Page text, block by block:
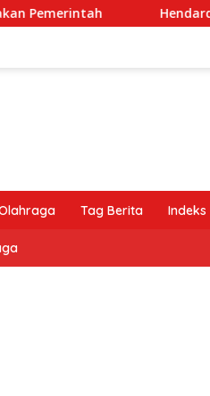
Hendardi:
Tag Berita Indeks